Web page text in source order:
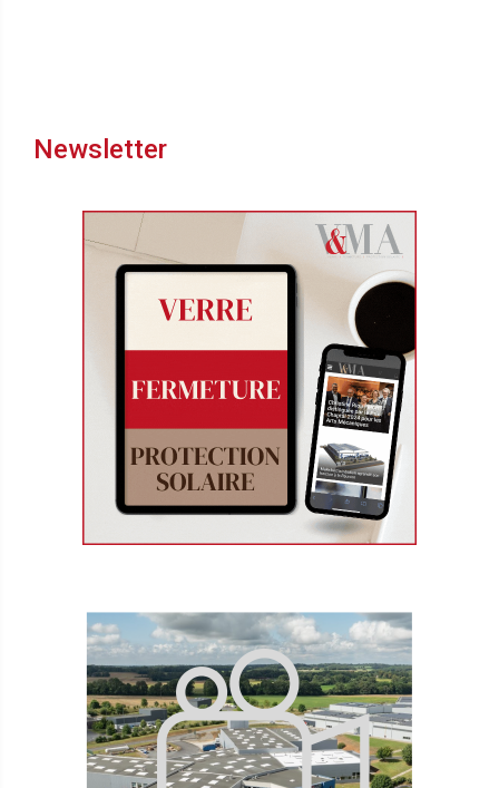
Newsletter